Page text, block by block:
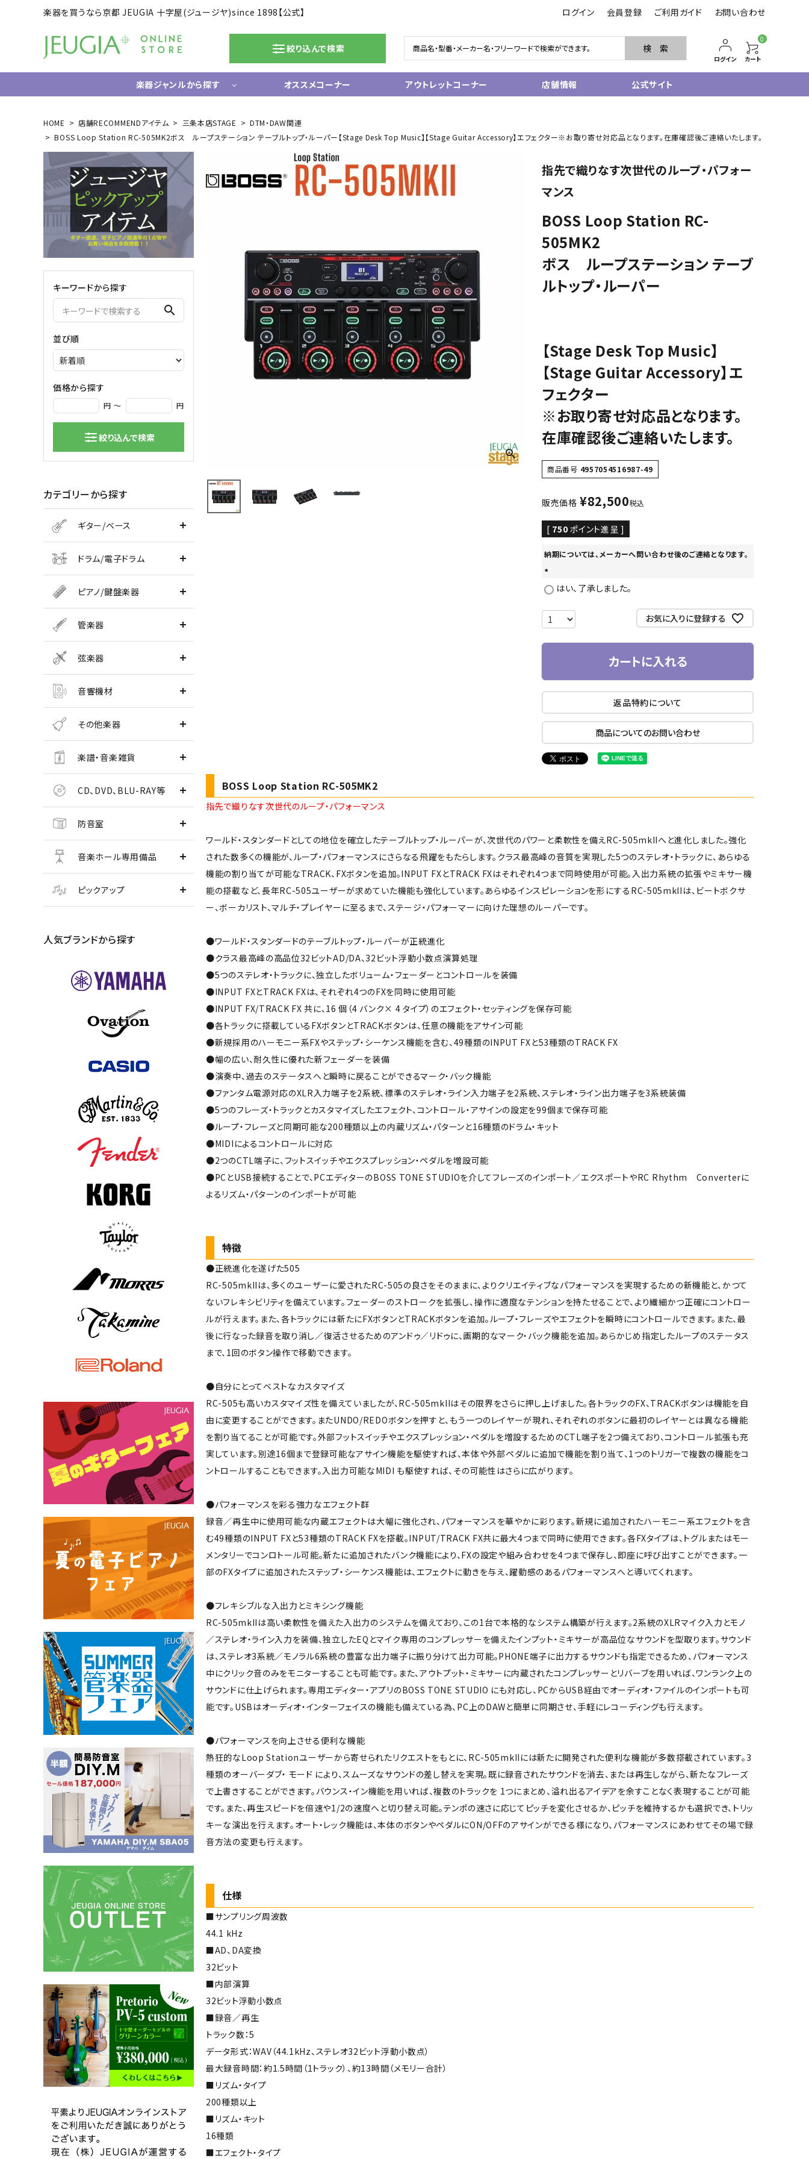
楽器を買うなら京都 JEUGIA 十字屋(ジュージヤ)since 1898【公式】 ログイン 会員登録 ご利用ガイド お問い合わせ
絞り込んで検索 検 索
ログイン
0
カート
楽器ジャンルから探す
ギター/ベース
エレキギター
エレキベース
アコースティックギター
中古ギター・アウトレットギター
ウクレレ
ギター関連小物
アンプ
エフェクター
ライフスタイルグッズ
ドラム/電子ドラム
ドラム
グランドピアノ
中古ピアノ
電子ピアノ/エレクトーン
電子キーボード
サクソフォン
フルート・ピッコロ
その他金管
中古管楽器
弦楽器
バイオリン
ハープ
弦楽器小物
音響機材
シンセサイザー
DAW ／ DTM
その他楽器
その他楽器
ハーモニカ
鍵盤ハーモニカ
リコーダー
CD/楽譜・音楽雑貨
音楽雑貨
オススメコーナー アウトレットコーナー 店舗情報 公式サイト
HOME 店舗RECOMMENDアイテム 三条本店STAGE
DTM・DAW関連
BOSS Loop Station RC-505MK2ボス ループステーション テーブルトップ・ルーパー【Stage Desk Top Music】【Stage Guitar Accessory】エフェクター※お取り寄せ対応品となります。在庫確認後ご連絡いたします。
キーワードから探す
search
並び順
価格から探す
円 ～ 円
絞り込んで検索
カテゴリーから探す
ギター/ベース
ドラム/電子ドラム
ピアノ/鍵盤楽器
管楽器
弦楽器
音響機材
その他楽器
楽譜・音楽雑貨
CD、DVD、BLU-RAY等
防音室
音楽ホール専用備品
ピックアップ
人気ブランドから探す
指先で織りなす次世代のループ・パフォー
マンス
BOSS Loop Station RC-
505MK2
ボス ループステーション テーブ
ルトップ・ルーパー
【Stage Desk Top Music】
【Stage Guitar Accessory】エ
フェクター
※お取り寄せ対応品となります。
在庫確認後ご連絡いたします。
商品番号 4957054516987-49
販売価格 ¥82,500税込
[ 750 ポイント進呈 ]
納期については、メーカーへ問い合わせ後のご連絡となります。
(
須
)
はい、了承しました。
お気に入りに登録する
カートに入れる
返品特約について
商品についてのお問い合わせ
BOSS Loop Station RC-505MK2
指先で織りなす次世代のループ・パフォーマンス
ワールド・スタンダードとしての地位を確立したテーブルトップ・ルーパーが、次世代のパワーと柔軟性を備えRC-505mkIIへと進化しました。強化
された数多くの機能が、ループ・パフォーマンスにさらなる飛躍をもたらします。クラス最高峰の音質を実現した5つのステレオ・トラックに、あらゆる
機能の割り当てが可能なTRACK、FXボタンを追加。INPUT FXとTRACK FXはそれぞれ4つまで同時使用が可能。入出力系統の拡張やミキサー機
能の搭載など、長年RC-505ユーザーが求めていた機能も強化しています。あらゆるインスピレーションを形にするRC-505mkIIは、ビートボクサ
ー、ボーカリスト、マルチ・プレイヤーに至るまで、ステージ・パフォーマーに向けた理想のルーパーです。
●ワールド・スタンダードのテーブルトップ・ルーパーが正統進化
●クラス最高峰の高品位32ビットAD/DA、32ビット浮動小数点演算処理
●5つのステレオ・トラックに、独立したボリューム・フェーダーとコントロールを装備
●INPUT FXとTRACK FXは、それぞれ4つのFXを同時に使用可能
●INPUT FX/TRACK FX 共に、16 個（4 バンク× 4 タイプ）のエフェクト・セッティングを保存可能
●各トラックに搭載しているFXボタンとTRACKボタンは、任意の機能をアサイン可能
●新規採用のハーモニー系FXやステップ・シーケンス機能を含む、49種類のINPUT FXと53種類のTRACK FX
●幅の広い、耐久性に優れた新フェーダーを装備
●演奏中、過去のステータスへと瞬時に戻ることができるマーク・バック機能
●ファンタム電源対応のXLR入力端子を2系統、標準のステレオ・ライン入力端子を2系統、ステレオ・ライン出力端子を3系統装備
●5つのフレーズ・トラックとカスタマイズしたエフェクト、コントロール・アサインの設定を99個まで保存可能
●ループ・フレーズと同期可能な200種類以上の内蔵リズム・パターンと16種類のドラム・キット
●MIDIによるコントロールに対応
●2つのCTL端子に、フットスイッチやエクスプレッション・ペダルを増設可能
●PCとUSB接続することで、PCエディターのBOSS TONE STUDIOを介してフレーズのインポート／エクスポートやRC Rhythm Converterに
よるリズム・パターンのインポートが可能
特徴
●正統進化を遂げた505
RC-505mkIIは、多くのユーザーに愛されたRC-505の良さをそのままに、よりクリエイティブなパフォーマンスを実現するための新機能と、かつて
ないフレキシビリティを備えています。フェーダーのストロークを拡張し、操作に適度なテンションを持たせることで、より繊細かつ正確にコントロー
ルが行えます。また、各トラックには新たにFXボタンとTRACKボタンを追加。ループ・フレーズやエフェクトを瞬時にコントロールできます。また、最
後に行なった録音を取り消し／復活させるためのアンドゥ／リドゥに、画期的なマーク・バック機能を追加。あらかじめ指定したループのステータス
まで、1回のボタン操作で移動できます。
●自分にとってベストなカスタマイズ
RC-505も高いカスタマイズ性を備えていましたが、RC-505mkIIはその限界をさらに押し上げました。各トラックのFX、TRACKボタンは機能を自
由に変更することができます。またUNDO/REDOボタンを押すと、もう一つのレイヤーが現れ、それぞれのボタンに最初のレイヤーとは異なる機能
を割り当てることが可能です。外部フットスイッチやエクスプレッション・ペダルを増設するためのCTL端子を2つ備えており、コントロール拡張も充
実しています。別途16個まで登録可能なアサイン機能を駆使すれば、本体や外部ペダルに追加で機能を割り当て、1つのトリガーで複数の機能をコ
ントロールすることもできます。入出力可能なMIDI も駆使すれば、その可能性はさらに広がります。
●パフォーマンスを彩る強力なエフェクト群
録音／再生中に使用可能な内蔵エフェクトは大幅に強化され、パフォーマンスを華やかに彩ります。新規に追加されたハーモニー系エフェクトを含
む49種類のINPUT FXと53種類のTRACK FXを搭載。INPUT/TRACK FX共に最大4つまで同時に使用できます。各FXタイプは、トグルまたはモー
メンタリーでコンロトール可能。新たに追加されたバンク機能により、FXの設定や組み合わせを4つまで保存し、即座に呼び出すことができます。一
部のFXタイプに追加されたステップ・シーケンス機能は、エフェクトに動きを与え、躍動感のあるパフォーマンスへと導いてくれます。
●フレキシブルな入出力とミキシング機能
RC-505mkIIは高い柔軟性を備えた入出力のシステムを備えており、この1台で本格的なシステム構築が行えます。2系統のXLRマイク入力とモノ
／ステレオ・ライン入力を装備、独立したEQとマイク専用のコンプレッサーを備えたインプット・ミキサーが高品位なサウンドを型取ります。サウンド
は、ステレオ3系統／モノラル6系統の豊富な出力端子に振り分けて出力可能。PHONE端子に出力するサウンドも指定できるため、パフォーマンス
中にクリック音のみをモニターすることも可能です。また、アウトプット・ミキサーに内蔵されたコンプレッサーとリバーブを用いれば、ワンランク上の
サウンドに仕上げられます。専用エディター・アプリのBOSS TONE STUDIO にも対応し、PCからUSB経由でオーディオ・ファイルのインポートも可
能です。USBはオーディオ・インターフェイスの機能も備えている為、PC上のDAWと簡単に同期させ、手軽にレコーディングも行えます。
●パフォーマンスを向上させる便利な機能
熱狂的なLoop Stationユーザーから寄せられたリクエストをもとに、RC-505mkIIには新たに開発された便利な機能が多数搭載されています。3
種類のオーバーダブ・ モード により、スムーズなサウンドの差し替えを実現。既に録音されたサウンドを消去、または再生しながら、新たなフレーズ
で上書きすることができます。バウンス・イン機能を用いれば、複数のトラックを 1つにまとめ、溢れ出るアイデアを余すことなく表現することが可能
です。また、再生スピードを倍速や1/2の速度へと切り替え可能。テンポの速さに応じてピッチを変化させるか、ピッチを維持するかも選択でき、トリッ
キーな演出を行えます。オート・レック機能は、本体のボタンやペダルにON/OFFのアサインができる様になり、パフォーマンスにあわせてその場で録
音方法の変更も行えます。
仕様
■サンプリング周波数
44.1 kHz
■AD、DA変換
32ビット
■内部演算
32ビット浮動小数点
■録音／再生
トラック数：5
データ形式：WAV（44.1kHz、ステレオ32ビット浮動小数点）
最大録音時間：約1.5時間（1トラック）、約13時間（メモリー合計）
■リズム・タイプ
200種類以上
■リズム・キット
16種類
■エフェクト・タイプ